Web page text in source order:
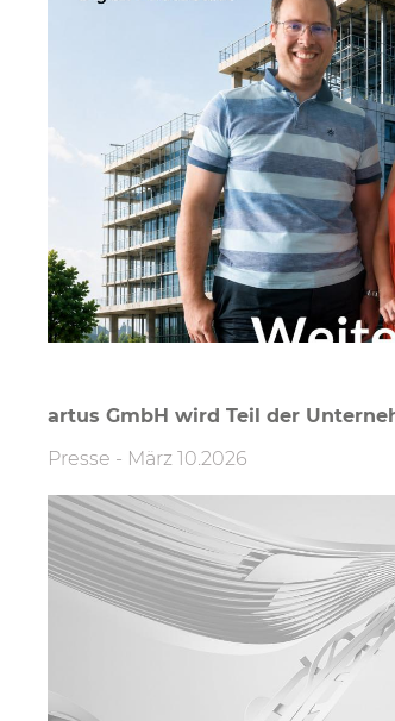
artus GmbH wird Teil der
Presse - März 10.2026